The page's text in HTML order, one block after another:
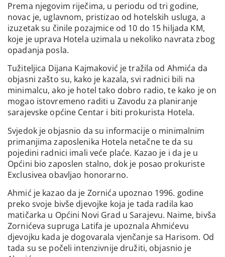
Prema njegovim riječima, u periodu od tri godine,
novac je, uglavnom, pristizao od hotelskih usluga, a
izuzetak su činile pozajmice od 10 do 15 hiljada KM,
koje je uprava Hotela uzimala u nekoliko navrata zbog
opadanja posla.
Tužiteljica Dijana Kajmaković je tražila od Ahmića da
objasni zašto su, kako je kazala, svi radnici bili na
minimalcu, ako je hotel tako dobro radio, te kako je on
mogao istovremeno raditi u Zavodu za planiranje
sarajevske općine Centar i biti prokurista Hotela.
Svjedok je objasnio da su informacije o minimalnim
primanjima zaposlenika Hotela netačne te da su
pojedini radnici imali veće plaće. Kazao je i da je u
Općini bio zaposlen stalno, dok je posao prokuriste
Exclusivea obavljao honorarno.
Ahmić je kazao da je Zornića upoznao 1996. godine
preko svoje bivše djevojke koja je tada radila kao
matičarka u Općini Novi Grad u Sarajevu. Naime, bivša
Zornićeva supruga Latifa je upoznala Ahmićevu
djevojku kada je dogovarala vjenčanje sa Harisom. Od
tada su se počeli intenzivnije družiti, objasnio je